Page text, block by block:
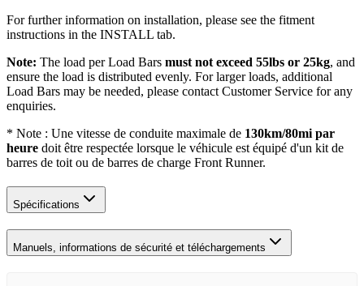
For further information on installation, please see the fitment
instructions in the INSTALL tab.
Note: The load per Load Bars must not exceed 55lbs or 25kg, and
ensure the load is distributed evenly. For larger loads, additional
Load Bars may be needed, please contact Customer Service for any
enquiries.
* Note : Une vitesse de conduite maximale de 130km/80mi par
heure doit être respectée lorsque le véhicule est équipé d'un kit de
barres de toit ou de barres de charge Front Runner.
Spécifications
Manuels, informations de sécurité et téléchargements